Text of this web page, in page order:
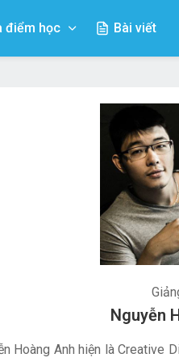
điểm học Bài viết
Nguyễn
Hoàng Anh hiện là Creative